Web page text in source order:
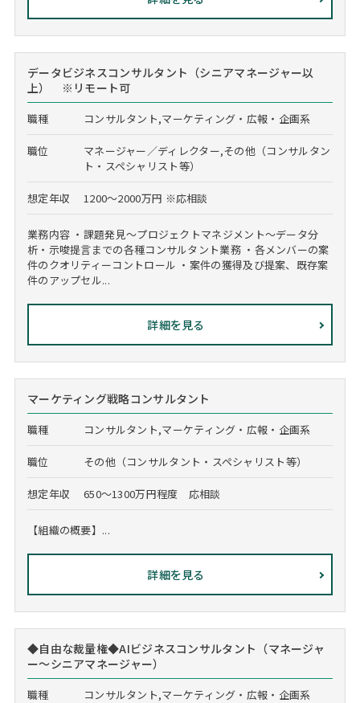
データビジネスコンサルタント（シニアマネージャー以
上） ※リモート可
職種 コンサルタント,マーケティング・広報・企画系
職位
マネージャー／ディレクター,その他（コンサルタン
ト・スペシャリスト等）
想定年収 1200～2000万円 ※応相談
業務内容 ・課題発見～プロジェクトマネジメント～データ分
析・示唆提言までの各種コンサルタント業務 ・各メンバーの案
件のクオリティーコントロール ・案件の獲得及び提案、既存案
件のアップセル...
詳細を見る
マーケティング戦略コンサルタント
職種 コンサルタント,マーケティング・広報・企画系
職位 その他（コンサルタント・スペシャリスト等）
想定年収 650～1300万円程度 応相談
【組織の概要】...
詳細を見る
◆自由な裁量権◆AIビジネスコンサルタント（マネージャ
ー～シニアマネージャー）
職種 コンサルタント,マーケティング・広報・企画系